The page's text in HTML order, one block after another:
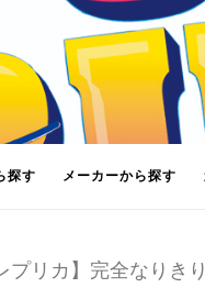
探す メーカーから探す
プリカ】完全なりき